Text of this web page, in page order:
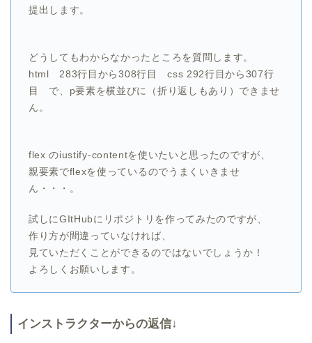
提出します。
どうしてもわからなかったところを質問します。
html 283行目から308行目 css 292行目から307行
目 で、p要素を横並びに（折り返しもあり）できませ
ん。
flex のiustify-contentを使いたいと思ったのですが、
親要素でflexを使っているのでうまくいきませ
ん・・・。
試しにGItHubにリポジトリを作ってみたのですが、
作り方が間違っていなければ、
見ていただくことができるのではないでしょうか！
よろしくお願いします。
インストラクターからの返信↓